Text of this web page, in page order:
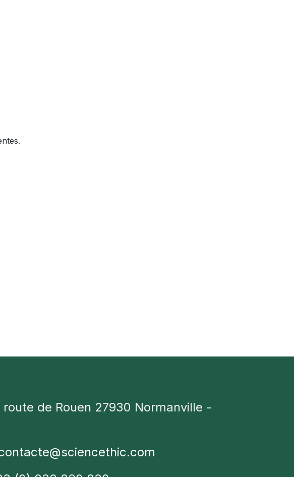
route de Rouen 27930 Normanville -